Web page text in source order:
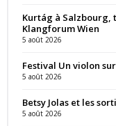
Kurtág à Salzbourg,
Klangforum Wien
5 août 2026
Festival Un violon
5 août 2026
Betsy Jolas et les
5 août 2026